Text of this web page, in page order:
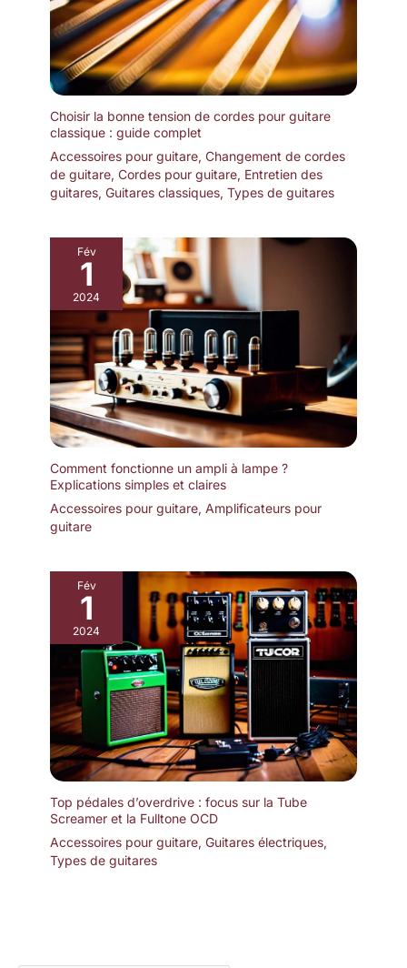
Choisir la bonne tension de cordes pour guitare
classique : guide complet
Accessoires pour guitare, Changement de cordes
de guitare, Cordes pour guitare, Entretien des
guitares, Guitares classiques, Types de guitares
Fév
1
2024
Comment fonctionne un ampli à lampe ?
Explications simples et claires
Accessoires pour guitare, Amplificateurs pour
guitare
Fév
1
2024
Top pédales d’overdrive : focus sur la Tube
Screamer et la Fulltone OCD
Accessoires pour guitare, Guitares électriques,
Types de guitares